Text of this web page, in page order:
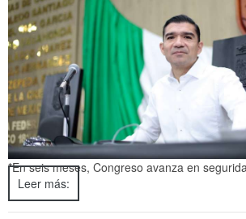
*En seis meses, Congreso avanza en
Leer más: